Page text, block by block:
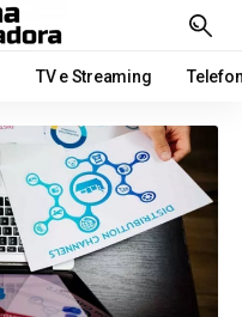
TV e Streaming